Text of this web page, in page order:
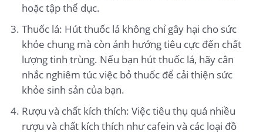
hoặc tập thể dục.
Thuốc lá: Hút thuốc lá không chỉ gây hại cho sức
khỏe chung mà còn ảnh hưởng tiêu cực đến chất
lượng tinh trùng. Nếu bạn hút thuốc lá, hãy cân
nhắc nghiêm túc việc bỏ thuốc để cải thiện sức
khỏe sinh sản của bạn.
Rượu và chất kích thích: Việc tiêu thụ quá nhiều
rượu và chất kích thích như cafein và các loại đồ